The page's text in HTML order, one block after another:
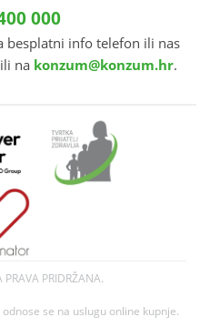
000
besplatni info telefon ili nas
ili na konzum@konzum.hr.
PRIDRŽANA.
se na uslugu online kupnje.